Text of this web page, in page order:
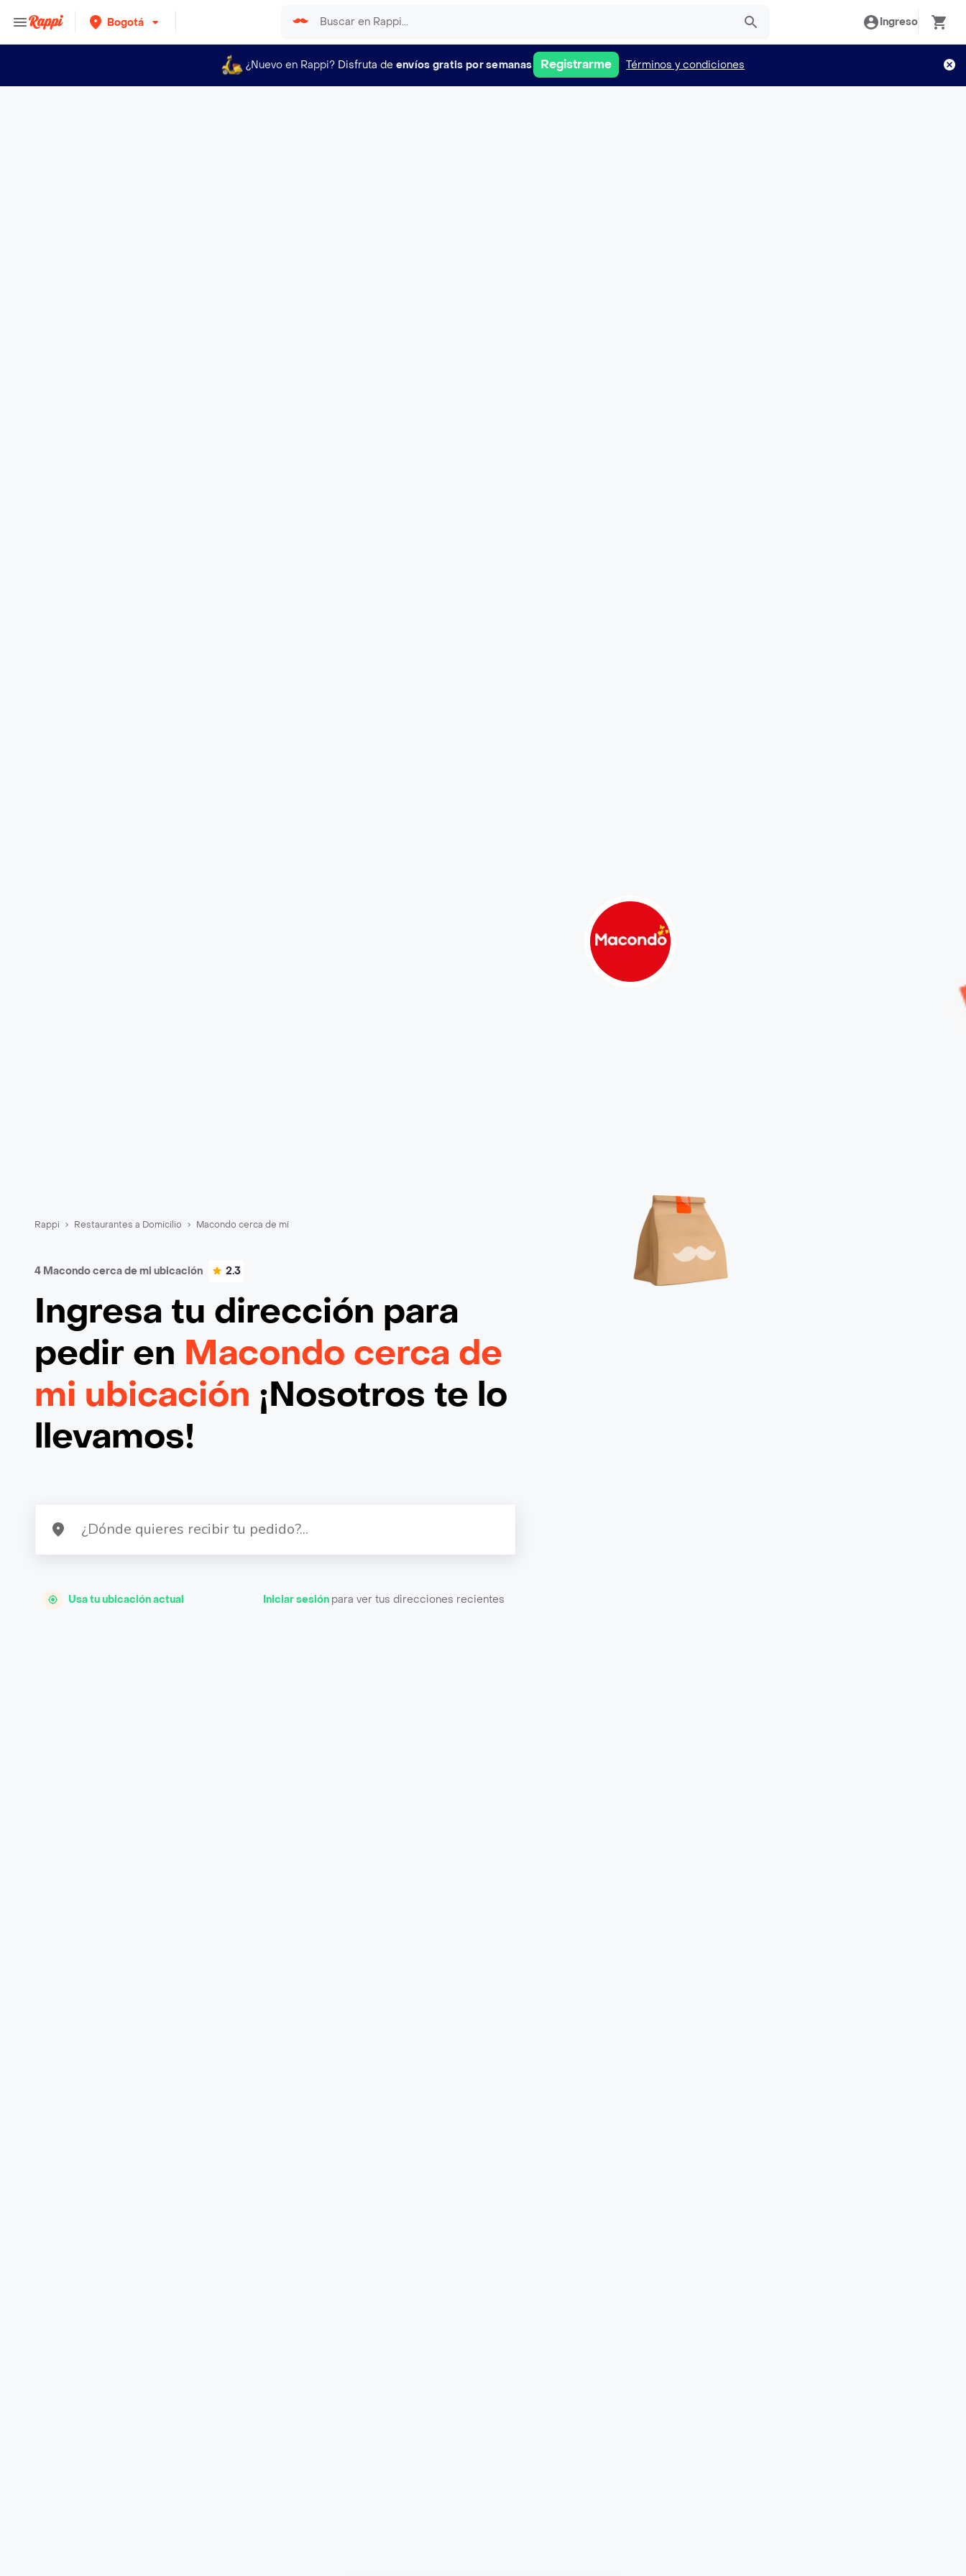
Bogotá Ingreso
¿Nuevo en Rappi? Disfruta de envíos gratis por semanas Registrarme Términos y condiciones
Rappi Restaurantes a Domicilio Macondo cerca de mi
4 Macondo cerca de mi ubicación 2.3
Ingresa tu dirección para
pedir en Macondo cerca de
mi ubicación ¡Nosotros te lo
llevamos!
Usa tu ubicación actual Iniciar sesión para ver tus direcciones recientes